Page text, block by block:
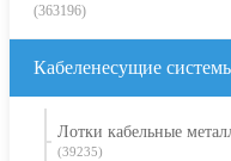
(363196)
Кабеленесущие
Лотки кабельные
(39235)